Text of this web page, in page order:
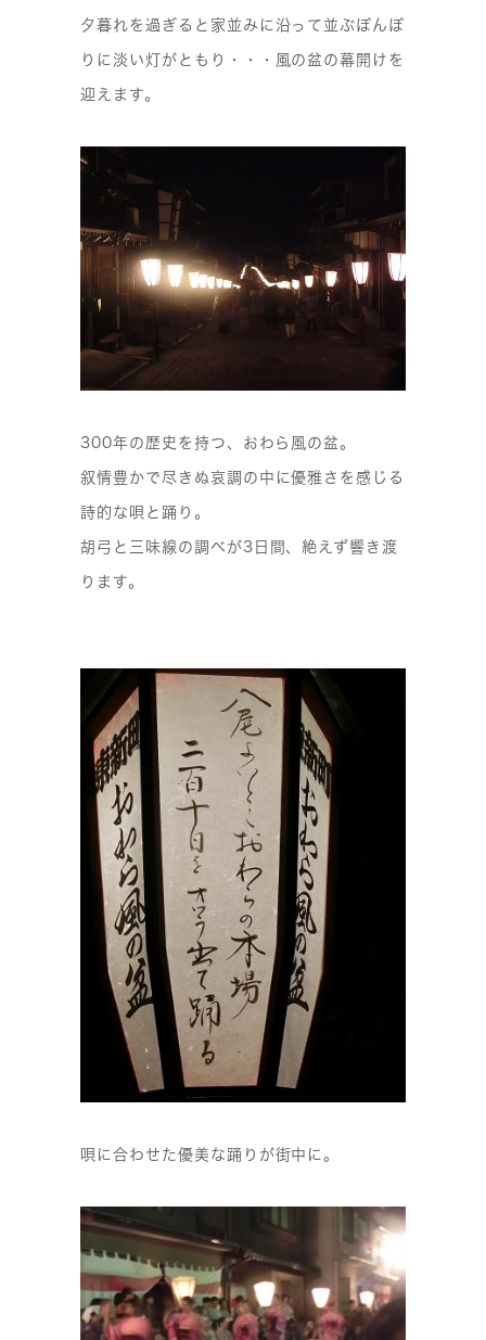
夕暮れを過ぎると家並みに沿って並ぶぼんぼ
りに淡い灯がともり・・・風の盆の幕開けを
迎えます。
300年の歴史を持つ、おわら風の盆。
叙情豊かで尽きぬ哀調の中に優雅さを感じる
詩的な唄と踊り。
胡弓と三味線の調べが3日間、絶えず響き渡
ります。
唄に合わせた優美な踊りが街中に。